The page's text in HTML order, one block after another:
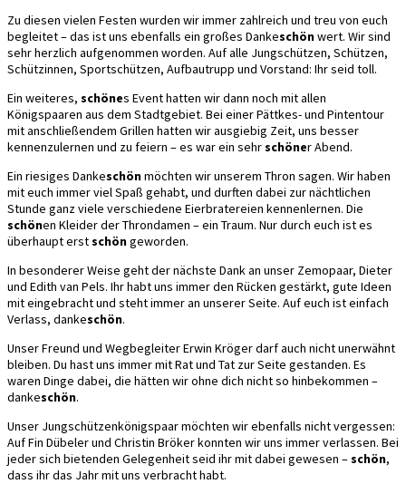
Zu diesen vielen Festen wurden wir immer zahlreich und treu von euch
begleitet – das ist uns ebenfalls ein großes Dankeschönwert. Wir sind
sehr herzlich aufgenommen worden. Auf alle Jungschützen, Schützen,
Schützinnen, Sportschützen, Aufbautrupp und Vorstand: Ihr seid toll.
Ein weiteres, schönes Event hatten wir dann noch mit allen
Königspaaren aus dem Stadtgebiet. Bei einer Pättkes- und Pintentour
mit anschließendem Grillen hatten wir ausgiebig Zeit, uns besser
kennenzulernen und zu feiern – es war ein sehrschöner Abend.
Ein riesiges Dankeschönmöchten wir unserem Thron sagen. Wir haben
mit euch immer viel Spaß gehabt, und durften dabei zur nächtlichen
Stunde ganz viele verschiedene Eierbratereien kennenlernen. Die
schönen Kleider der Throndamen – ein Traum. Nur durch euch ist es
überhaupt erstschöngeworden.
In besonderer Weise geht der nächste Dank an unser Zemopaar, Dieter
und Edith van Pels. Ihr habt uns immer den Rücken gestärkt, gute Ideen
mit eingebracht und steht immer an unserer Seite. Auf euch ist einfach
Verlass, dankeschön.
Unser Freund und Wegbegleiter Erwin Kröger darf auch nicht unerwähnt
bleiben. Du hast uns immer mit Rat und Tat zur Seite gestanden. Es
waren Dinge dabei, die hätten wir ohne dich nicht so hinbekommen –
dankeschön.
Unser Jungschützenkönigspaar möchten wir ebenfalls nicht vergessen:
Auf Fin Dübeler und Christin Bröker konnten wir uns immer verlassen. Bei
jeder sich bietenden Gelegenheit seid ihr mit dabei gewesen –schön,
dass ihr das Jahr mit uns verbracht habt.